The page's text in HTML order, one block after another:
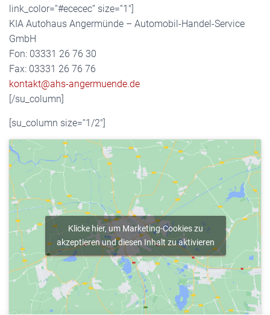
link_color=“#ececec“ size=“1″]
KIA Autohaus Angermünde – Automobil-Handel-Service
GmbH
Fon: 03331 26 76 30
Fax: 03331 26 76 76
kontakt@ahs-angermuende.de
[/su_column]
[su_column size=“1/2″]
Klicke hier, um Marketing-Cookies zu
akzeptieren und diesen Inhalt zu aktivieren